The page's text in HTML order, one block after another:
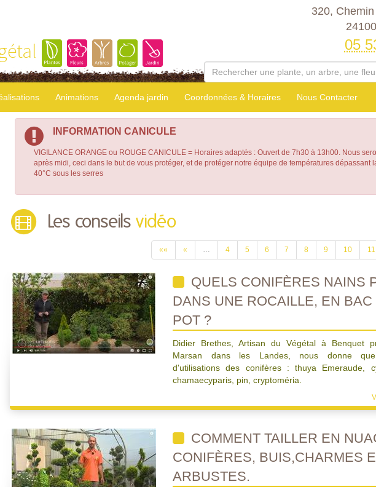
320,
05
Animations Agenda jardin Coordonnées & Horaires Nous Contacter
INFORMATION CANICULE
VIGILANCE ORANGE ou ROUGE CANICULE = Horaires adaptés : Ouvert de 7h30 à 13h00. Nous
après midi, ceci dans le but de vous protéger, et de protéger notre équipe de températures dépassant
40°C sous les serres
Les conseils vidéo
«« « … 4 5 6 7 8 9 10 11
QUELS CONIFÈRES NAINS
DANS UNE ROCAILLE, EN BAC
POT ?
Didier Brethes, Artisan du Végétal à Benquet
Marsan dans les Landes, nous donne
d'utilisations des conifères : thuya Emeraude,
chamaecyparis, pin, cryptoméria.
COMMENT TAILLER EN
CONIFÈRES, BUIS,CHARMES
ARBUSTES.